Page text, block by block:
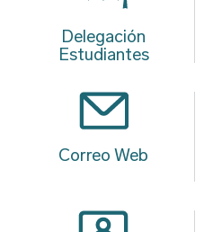
Delegación
Estudiantes
Correo Web